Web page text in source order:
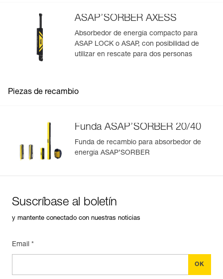
ASAP’SORBER AXESS
Absorbedor de energía compacto para
ASAP LOCK o ASAP, con posibilidad de
utilizar en rescate para dos personas
Piezas de recambio
Funda ASAP’SORBER 20/40
Funda de recambio para absorbedor de
energía ASAP’SORBER
Suscríbase al boletín
y mantente conectado con nuestras noticias
Email *